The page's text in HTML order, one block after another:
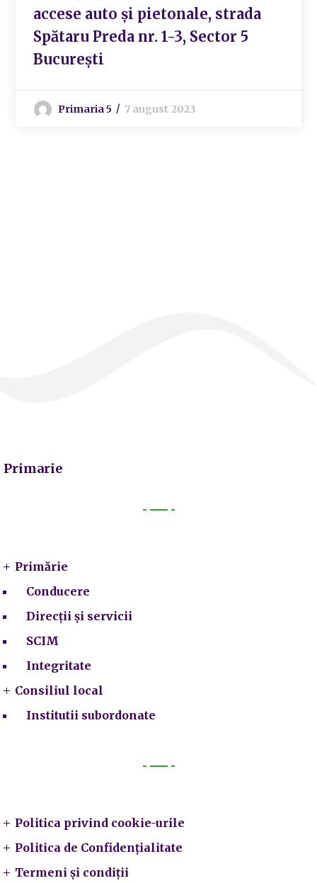
accese auto și pietonale, strada
Spătaru Preda nr. 1-3, Sector 5
București
Primaria 5 7 august 2023
Primarie
Primărie
Conducere
Direcții și servicii
SCIM
Integritate
Consiliul local
Institutii subordonate
Politica privind cookie-urile
Politica de Confidențialitate
Termeni și condiții